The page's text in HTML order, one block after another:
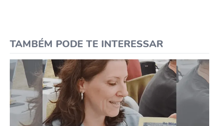
TAMBÉM PODE TE INTERESSAR